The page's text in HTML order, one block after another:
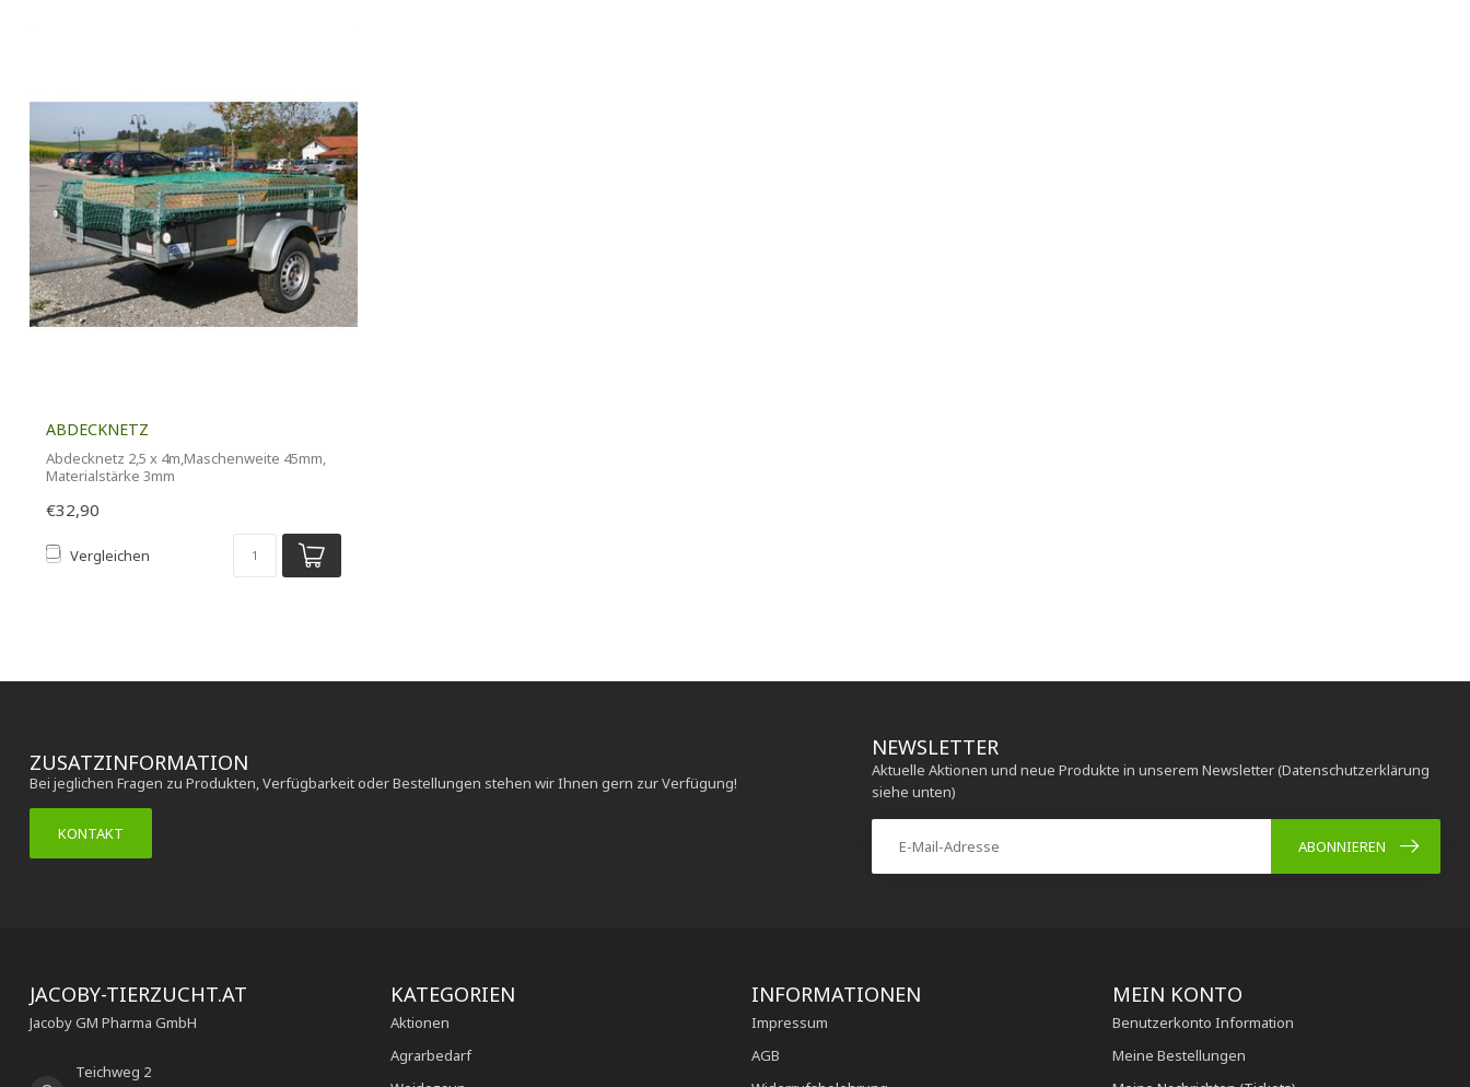
ABDECKNETZ
Abdecknetz 2,5 x 4m,Maschenweite 45mm,
Materialstärke 3mm
€32,90
Vergleichen
ZUSATZINFORMATION
Bei jeglichen Fragen zu Produkten, Verfügbarkeit oder Bestellungen stehen wir Ihnen gern zur Verfügung!
KONTAKT
NEWSLETTER
Aktuelle Aktionen und neue Produkte in unserem Newsletter (Datenschutzerklärung
siehe unten)
ABONNIEREN
JACOBY-TIERZUCHT.AT
Jacoby GM Pharma GmbH
Teichweg 2
KATEGORIEN
Aktionen
Agrarbedarf
INFORMATIONEN
Impressum
AGB
MEIN KONTO
Benutzerkonto Information
Meine Bestellungen